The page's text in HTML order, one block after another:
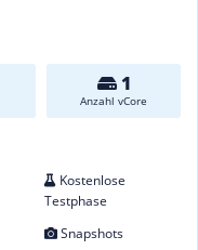
1
Anzahl vCore
Kostenlose
Testphase
Snapshots